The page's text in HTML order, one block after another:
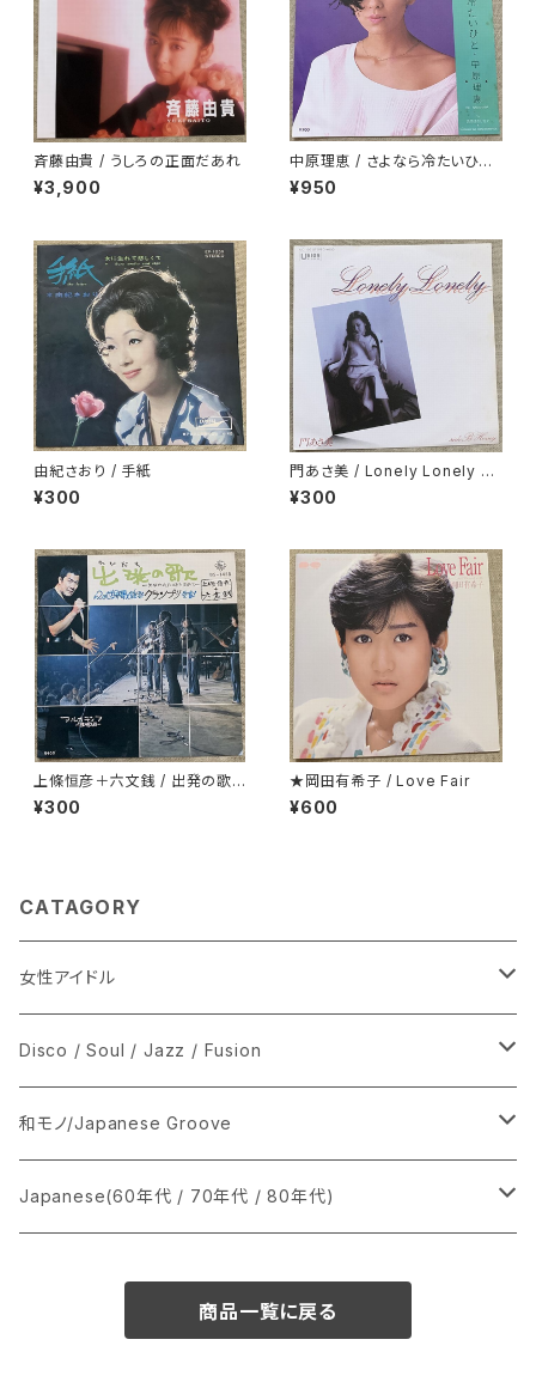
斉藤由貴 / うしろの正面だあれ
¥3,900
中原理恵 / さよなら冷たいひと
プロモ
¥950
由紀さおり / 手紙
¥300
門あさ美 / Lonely Lonely H
oney
¥300
上條恒彦＋六文銭 / 出発の歌 -
失なわれた時を求めて-
¥300
★岡田有希子 / Love Fair
¥600
CATAGORY
女性アイドル
シングル盤
あ行
か行
LP
CD
Disco / Soul / Jazz / Fusion
シングル盤
A
12インチ・シングル
和モノ/Japanese Groove
シングル盤
Japanese(60年代 / 70年代 / 80年代)
商品一覧に戻る